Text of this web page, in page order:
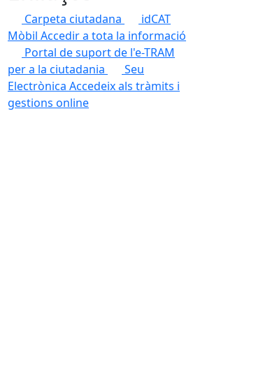
Carpeta ciutadana
idCAT
Mòbil Accedir a tota la informació
Portal de suport de l'e-TRAM
per a la ciutadania
Seu
Electrònica Accedeix als tràmits i
gestions online